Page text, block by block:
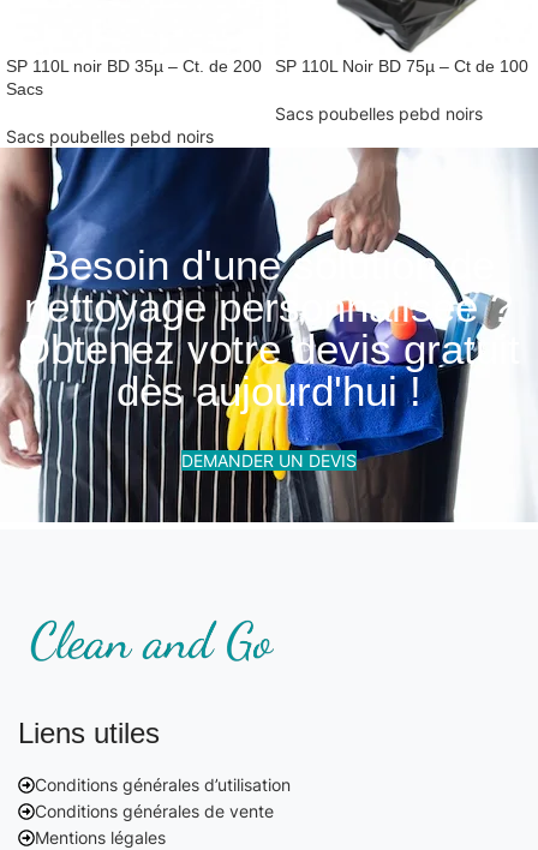
SP 110L noir BD 35µ – Ct. de 200
Sacs
Sacs poubelles pebd noirs
SP 110L Noir BD 75µ – Ct de 100
Sacs poubelles pebd noirs
Besoin d'une solution de
nettoyage personnalisée ?
Obtenez votre devis gratuit
dès aujourd'hui !
DEMANDER UN DEVIS
Liens utiles
Conditions générales d’utilisation
Conditions générales de vente
Mentions légales